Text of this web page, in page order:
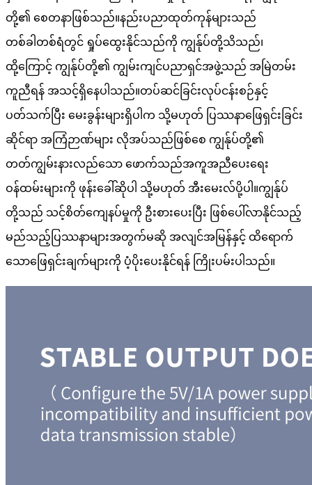
တို့၏ စေတနာဖြစ်သည်။နည်းပညာထုတ်ကုန်များသည်
တစ်ခါတစ်ရံတွင် ရှုပ်ထွေးနိုင်သည်ကို ကျွန်ုပ်တို့သိသည်၊
ထို့ကြောင့် ကျွန်ုပ်တို့၏ ကျွမ်းကျင်ပညာရှင်အဖွဲ့သည် အမြဲတမ်း
ကူညီရန် အသင့်ရှိနေပါသည်။တပ်ဆင်ခြင်းလုပ်ငန်းစဉ်နှင့်
ပတ်သက်ပြီး မေးခွန်းများရှိပါက သို့မဟုတ် ပြဿနာဖြေရှင်းခြင်း
ဆိုင်ရာ အကြံဉာဏ်များ လိုအပ်သည်ဖြစ်စေ ကျွန်ုပ်တို့၏
တတ်ကျွမ်းနားလည်သော ဖောက်သည်အကူအညီပေးရေး
ဝန်ထမ်းများကို ဖုန်းခေါ်ဆိုပါ သို့မဟုတ် အီးမေးလ်ပို့ပါ။ကျွန်ုပ်
တို့သည် သင့်စိတ်ကျေနပ်မှုကို ဦးစားပေးပြီး ဖြစ်ပေါ်လာနိုင်သည့်
မည်သည့်ပြဿနာများအတွက်မဆို အလျင်အမြန်နှင့် ထိရောက်
သောဖြေရှင်းချက်များကို ပံ့ပိုးပေးနိုင်ရန် ကြိုးပမ်းပါသည်။